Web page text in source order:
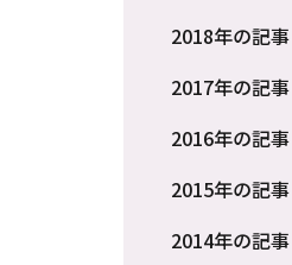
2018年の記事
2017年の記事
2016年の記事
2015年の記事
2014年の記事